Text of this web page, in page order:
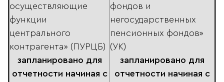
осуществляющие
функции
центрального
контрагента» (ПУРЦБ)
запланировано для
отчетности начиная с
фондов и
негосударственных
пенсионных фондов»
(УК)
запланировано для
отчетности начиная с